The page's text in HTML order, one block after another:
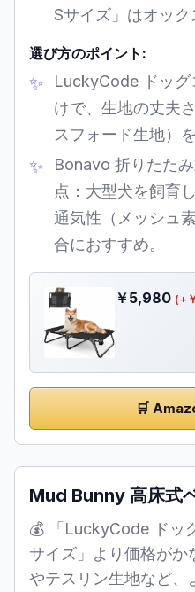
Sサイズ」はオック
選び方のポイント:
LuckyCode ドッグ
けで、生地の丈夫
スフォード生地）
Bonavo 折りたた
点：大型犬を飼育
通気性（メッシュ
合におすすめ。
￥5,980 (+
🛒
Mud Bunny 高床式
💰 「LuckyCode ドッ
サイズ」より価格が
やテスリン生地など、